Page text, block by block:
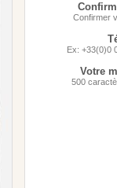
Confirmer
Ex: +33(0)0
Votre
500